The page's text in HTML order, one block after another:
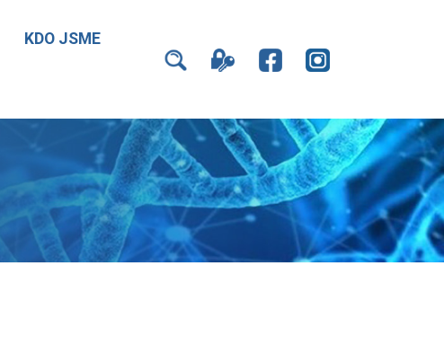
KDO JSME